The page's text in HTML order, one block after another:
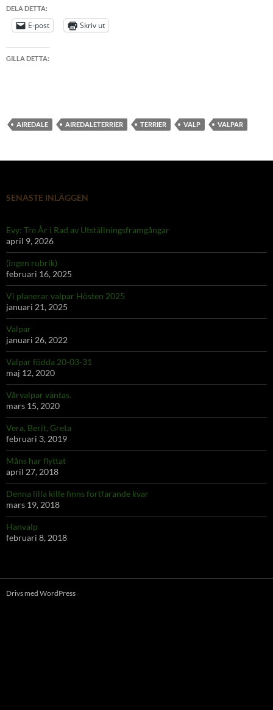
DELA DETTA:
E-post Skriv ut
GILLA DETTA:
AIREDALE AIREDALETERRIER TERRIER VALP VALPAR
SENASTE INLÄGGEN
Evy: Tre År i Rad av Utställningsframgångar
april 9, 2026
(ingen rubrik)
februari 16, 2025
Vi planerar valpar Hösten 2025
januari 21, 2025
Valpar
januari 26, 2022
Valpar födda 20-03-31
maj 12, 2020
Vårvalpar väntas.
mars 15, 2020
Vera, Berit, Greta
februari 3, 2019
Måns har flyttat
april 27, 2018
Denna lilla kille finns fortfarande kvar
mars 19, 2018
Hanvalp
februari 8, 2018
Drivs med WordPress